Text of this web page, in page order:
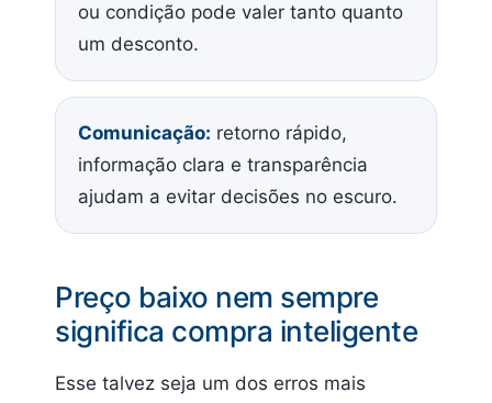
ou condição pode valer tanto quanto
um desconto.
Comunicação: retorno rápido,
informação clara e transparência
ajudam a evitar decisões no escuro.
Preço baixo nem sempre
significa compra inteligente
Esse talvez seja um dos erros mais